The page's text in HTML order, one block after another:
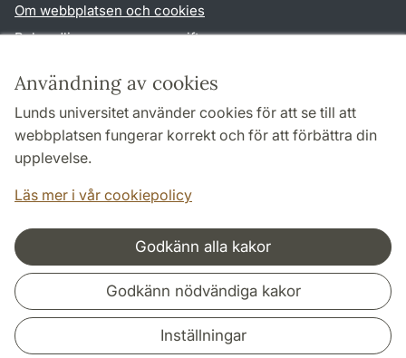
Användning av cookies
Lunds universitet använder cookies för att se till att
webbplatsen fungerar korrekt och för att förbättra din
upplevelse.
Läs mer i vår cookiepolicy
Godkänn alla kakor
Godkänn nödvändiga kakor
Inställningar
Om webbplatsen och cookies
Behandling av personuppgifter
TYPO3-login
Följ oss i sociala medier
Samarbeten och nätverk